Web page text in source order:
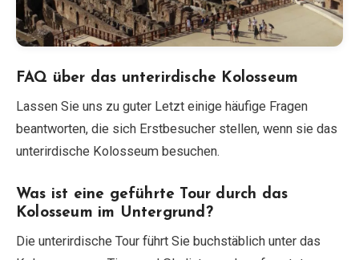
FAQ über das unterirdische Kolosseum
Lassen Sie uns zu guter Letzt einige häufige Fragen
beantworten, die sich Erstbesucher stellen, wenn sie das
unterirdische Kolosseum besuchen.
Was ist eine geführte Tour durch das
Kolosseum im Untergrund?
Die unterirdische Tour führt Sie buchstäblich unter das